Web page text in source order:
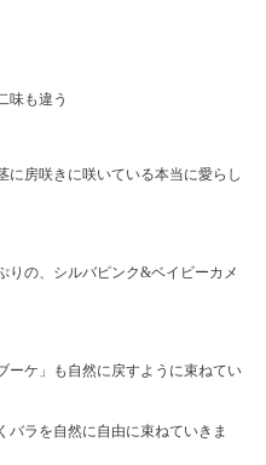
味も違う
に房咲きに咲いている本当に愛らし
りの、シルバピンク&ベイビーカメ
ーケ」も自然に戻すように束ねてい
バラを自然に自由に束ねていきま